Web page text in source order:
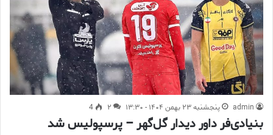
admin پنجشنبه ۲۳ بهمن ۱۴۰۴ - ۱۳:۳۰ ۲ 4
بنیادی‌فر داور دیدار گل‌گهر – پرسپولیس شد